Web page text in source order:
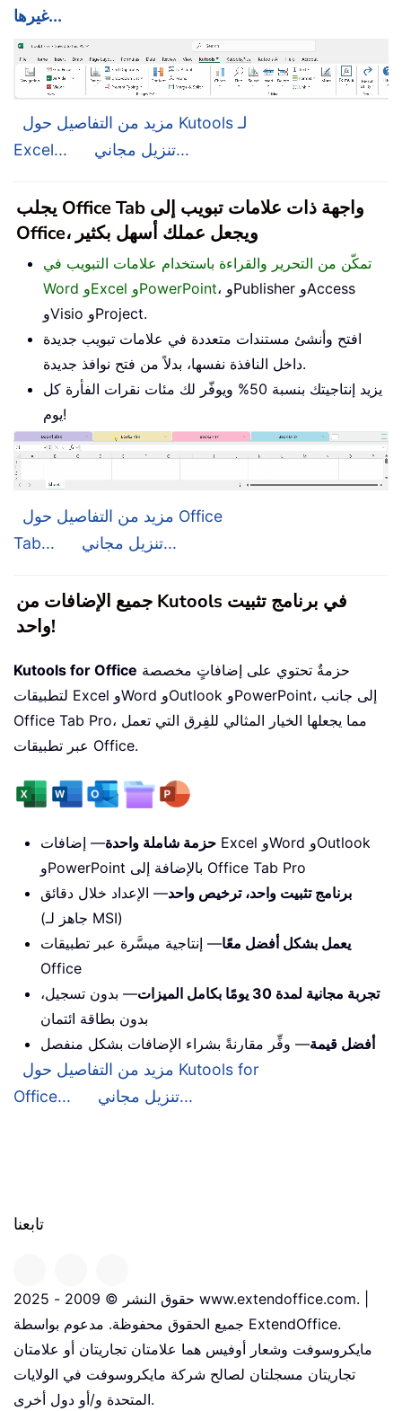
غيرها...
مزيد من التفاصيل حول Kutools لـ
Excel...
تنزيل مجاني...
يجلب Office Tab واجهة ذات علامات تبويب إلى
Office، ويجعل عملك أسهل بكثير
تمكّن من التحرير والقراءة باستخدام علامات التبويب في
Word وExcel وPowerPoint، وPublisher وAccess
وVisio وProject.
افتح وأنشئ مستندات متعددة في علامات تبويب جديدة
داخل النافذة نفسها، بدلاً من فتح نوافذ جديدة.
يزيد إنتاجيتك بنسبة 50% ويوفّر لك مئات نقرات الفأرة كل
يوم!
مزيد من التفاصيل حول Office
Tab...
تنزيل مجاني...
جميع الإضافات من Kutools في برنامج تثبيت
واحد!
Kutools for Office
لتطبيقات Excel وWord وOutlook وPowerPoint، إلى جانب
Office Tab Pro، مما يجعلها الخيار المثالي للفِرق التي تعمل
عبر تطبيقات Office.
حزمة شاملة واحدة— إضافات Excel وWord وOutlook
وPowerPoint بالإضافة إلى Office Tab Pro
برنامج تثبيت واحد، ترخيص واحد— الإعداد خلال دقائق
(جاهز لـ MSI)
يعمل بشكل أفضل معًا— إنتاجية ميسَّرة عبر تطبيقات
Office
تجربة مجانية لمدة 30 يومًا بكامل الميزات
— بدون تسجيل،
بدون بطاقة ائتمان
أفضل قيمة— وفِّر مقارنةً بشراء الإضافات بشكل منفصل
مزيد من التفاصيل حول Kutools for
Office...
تنزيل مجاني...
تابعنا
حقوق النشر © 2009 - 2025 www.extendoffice.com. |
جميع الحقوق محفوظة. مدعوم بواسطة ExtendOffice.
مايكروسوفت وشعار أوفيس هما علامتان تجاريتان أو علامتان
تجاريتان مسجلتان لصالح شركة مايكروسوفت في الولايات
المتحدة و/أو دول أخرى.